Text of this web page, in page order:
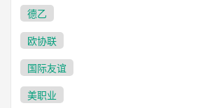
德乙
欧协联
国际友谊
美职业